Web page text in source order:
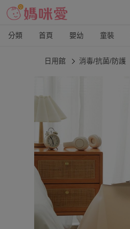
分類 首頁 嬰幼 童裝
日用館 消毒/抗菌/防護